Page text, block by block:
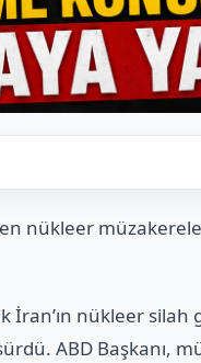
nükleer
nükleer silah
ABD Başkanı,